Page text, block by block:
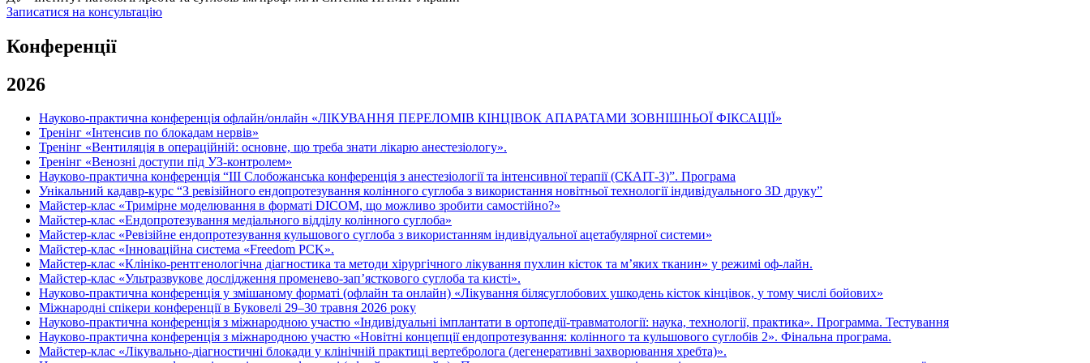
Записатися на консультацію
Конференції
2026
Науково-практична конференція офлайн/онлайн «ЛІКУВАННЯ ПЕРЕЛОМІВ КІНЦІВОК АПАРАТАМИ ЗОВНІШНЬОЇ ФІКСАЦІЇ»
Тренінг «Інтенсив по блокадам нервів»
Тренінг «Вентиляція в операційній: основне, що треба знати лікарю анестезіологу».
Тренінг «Венозні доступи під УЗ-контролем»
Науково-практична конференція “ІІІ Слобожанська конференція з анестезіології та інтенсивної терапії (СКАІТ-3)”. Програма
Унікальний кадавр-курс “З ревізійного ендопротезування колінного суглоба з використання новітньої технології індивідуального ЗD друку”
Майстер-клас «Тримірне моделювання в форматі DICOM, що можливо зробити самостійно?»
Майстер-клас «Ендопротезування медіального відділу колінного суглоба»
Майстер-клас «Ревізійне ендопротезування кульшового суглоба з використанням індивідуальної ацетабулярної системи»
Майстер-клас «Інноваційна система «Freedom PCK».
Майстер-клас «Клініко-рентгенологічна діагностика та методи хірургічного лікування пухлин кісток та м’яких тканин» у режимі оф-лайн.
Майстер-клас «Ультразвукове дослідження променево-зап’ясткового суглоба та кисті».
Науково-практична конференція у змішаному форматі (офлайн та онлайн) «Лікування білясуглобових ушкодень кісток кінцівок, у тому числі бойових»
Міжнародні спікери конференції в Буковелі 29–30 травня 2026 року
Науково-практична конференція з міжнародною участю «Індивідуальні імплантати в ортопедії-травматології: наука, технології, практика». Программа. Тестування
Науково-практична конференція з міжнародною участю «Новітні концепції ендопротезування: колінного та кульшового суглобів 2». Фінальна програма.
Майстер-клас «Лікувально-діагностичні блокади у клінічній практиці вертебролога (дегенеративні захворювання хребта)».